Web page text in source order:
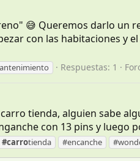
😅 Queremos darlo un
con las habitaciones y
Respuestas: 1
tienda, alguien sabe
con 13 pins y luego
#carrotienda #encanche